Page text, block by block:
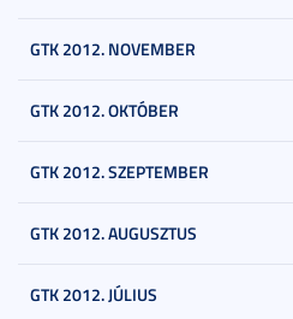
GTK 2012. NOVEMBER
GTK 2012. OKTÓBER
GTK 2012. SZEPTEMBER
GTK 2012. AUGUSZTUS
GTK 2012. JÚLIUS